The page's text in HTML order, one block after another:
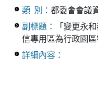
類 別： 都委會會議
副標題：
「變更永
信專用區為行政園
詳細內容：